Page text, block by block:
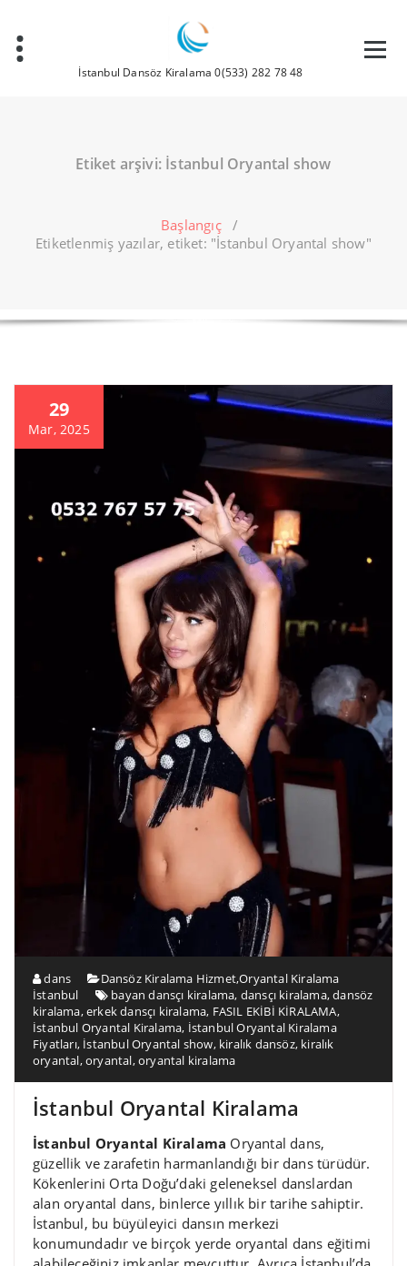
İstanbul Dansöz Kiralama 0(533) 282 78 48
Etiket arşivi: İstanbul Oryantal show
Başlangıç/
Etiketlenmiş yazılar, etiket: "İstanbul Oryantal show"
29
Mar, 2025
dans Dansöz Kiralama Hizmet,Oryantal Kiralama
İstanbul
bayan dansçı kiralama, dansçı kiralama,dansöz
kiralama,erkek dansçı kiralama, FASIL EKİBİ KİRALAMA,
İstanbul Oryantal Kiralama, İstanbul Oryantal Kiralama
Fiyatları, İstanbul Oryantal show, kiralık dansöz, kiralık
oryantal,oryantal,oryantal kiralama
İstanbul Oryantal Kiralama
İstanbul Oryantal Kiralama Oryantal dans,
güzellik ve zarafetin harmanlandığı bir dans türüdür.
Kökenlerini Orta Doğu’daki geleneksel danslardan
alan oryantal dans, binlerce yıllık bir tarihe sahiptir.
İstanbul, bu büyüleyici dansın merkezi
konumundadır ve birçok yerde oryantal dans eğitimi